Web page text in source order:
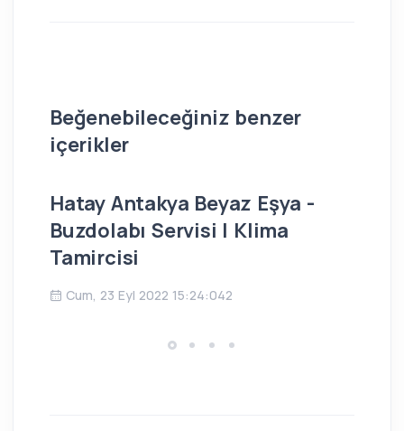
Beğenebileceğiniz benzer
içerikler
Hatay Antakya Beyaz Eşya -
Buzdolabı Servisi | Klima
Tamircisi
Cum, 23 Eyl 2022 15:24:042